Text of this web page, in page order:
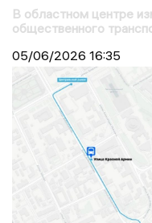
В областном центре
общественного
05/06/2026 16:35